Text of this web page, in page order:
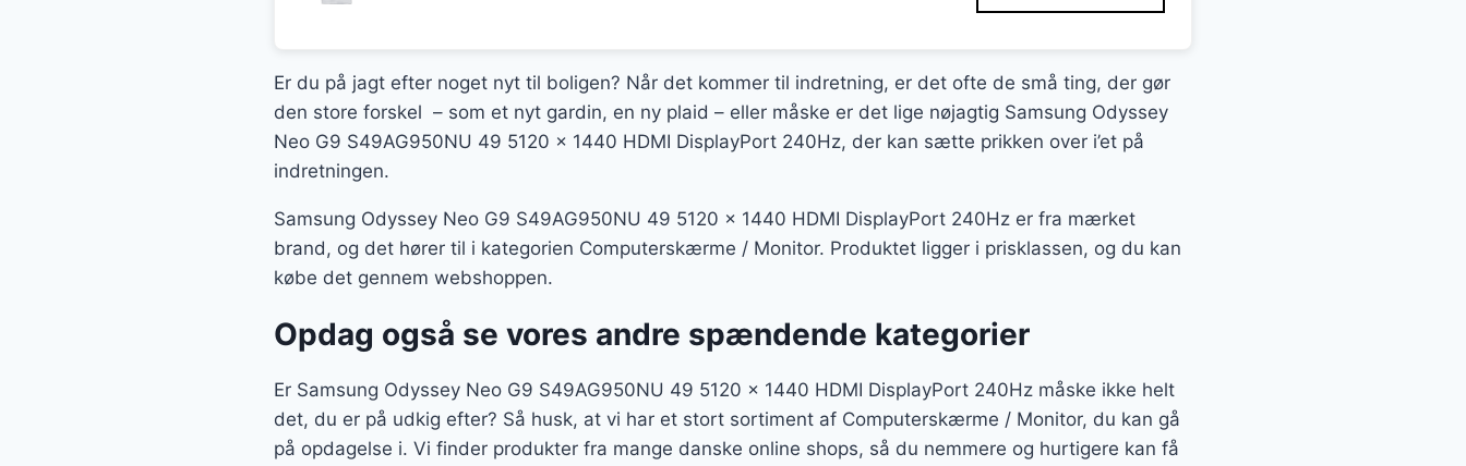
Er du på jagt efter noget nyt til boligen? Når det kommer til indretning, er det ofte de små ting, der gør
den store forskel – som et nyt gardin, en ny plaid – eller måske er det lige nøjagtig Samsung Odyssey
Neo G9 S49AG950NU 49 5120 x 1440 HDMI DisplayPort 240Hz, der kan sætte prikken over i’et på
indretningen.
Samsung Odyssey Neo G9 S49AG950NU 49 5120 x 1440 HDMI DisplayPort 240Hz er fra mærket
brand, og det hører til i kategorien Computerskærme / Monitor. Produktet ligger i prisklassen, og du kan
købe det gennem webshoppen.
Opdag også se vores andre spændende kategorier
Er Samsung Odyssey Neo G9 S49AG950NU 49 5120 x 1440 HDMI DisplayPort 240Hz måske ikke helt
det, du er på udkig efter? Så husk, at vi har et stort sortiment af Computerskærme / Monitor, du kan gå
på opdagelse i. Vi finder produkter fra mange danske online shops, så du nemmere og hurtigere kan få